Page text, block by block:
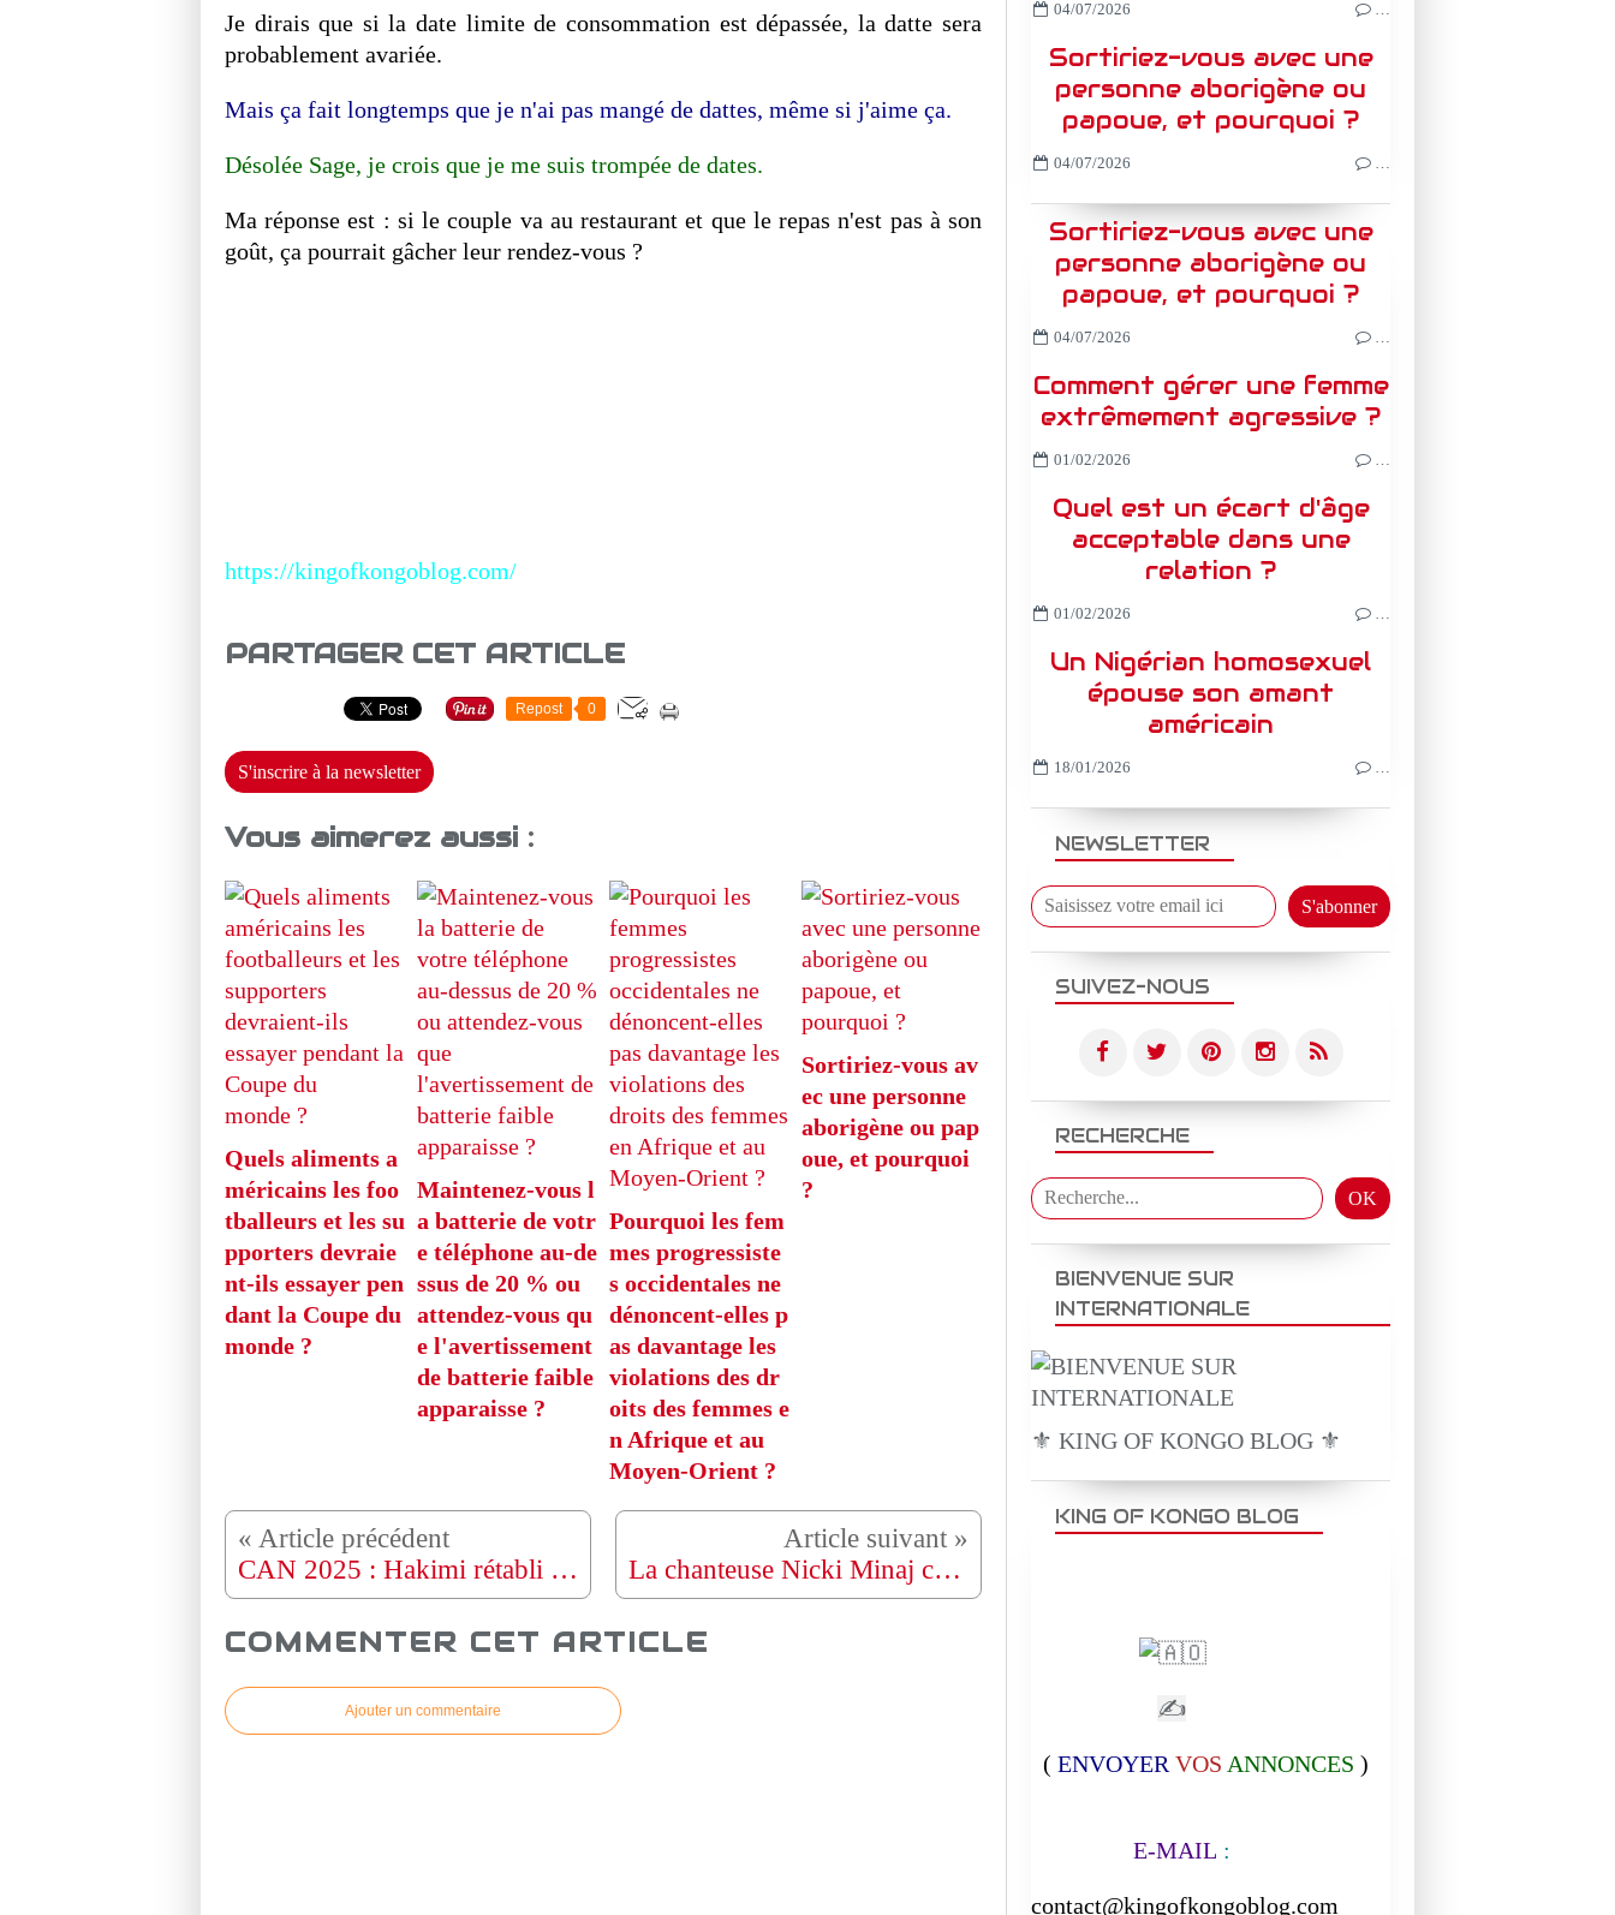
Je dirais que si la date limite de consommation est dépassée, la datte sera
probablement avariée.
Mais ça fait longtemps que je n'ai pas mangé de dattes, même si j'aime ça.
Désolée Sage, je crois que je me suis trompée de dates.
Ma réponse est : si le couple va au restaurant et que le repas n'est pas à son
goût, ça pourrait gâcher leur rendez-vous ?
https://kingofkongoblog.com/
PARTAGER CET ARTICLE
Repost 0
S'inscrire à la newsletter
Vous aimerez aussi :
Quels aliments a
méricains les foo
tballeurs et les su
pporters devraie
nt-ils essayer pen
dant la Coupe du
monde ?
Maintenez-vous l
a batterie de votr
e téléphone au-de
ssus de 20 % ou
attendez-vous qu
e l'avertissement
de batterie faible
apparaisse ?
Pourquoi les fem
mes progressiste
s occidentales ne
dénoncent-elles p
as davantage les
violations des dr
oits des femmes e
n Afrique et au
Moyen-Orient ?
Sortiriez-vous av
ec une personne
aborigène ou pap
oue, et pourquoi
?
CAN 2025 : Hakimi rétabli et le Maroc affiche ses objectifs avant le coup d'envoi La chanteuse Nicki Minaj commet une gaffe en utilisant le terme « assassin » devant Erika, la veuve de Charlie Kirk, personnalité d'internet aujourd'hui décédée.
COMMENTER CET ARTICLE
Ajouter un commentaire
NEWSLETTER
SUIVEZ-NOUS
RECHERCHE
BIENVENUE SUR
INTERNATIONALE
⚜️ KING OF KONGO BLOG ⚜️
04/07/2026 …
Sortiriez-vous avec une
personne aborigène ou
papoue, et pourquoi ?
04/07/2026 …
Sortiriez-vous avec une
personne aborigène ou
papoue, et pourquoi ?
04/07/2026 …
Comment gérer une femme
extrêmement agressive ?
01/02/2026 …
Quel est un écart d'âge
acceptable dans une
relation ?
01/02/2026 …
Un Nigérian homosexuel
épouse son amant
américain
18/01/2026 …
KING OF KONGO BLOG
✍
( ENVOYER VOS ANNONCES )
E-MAIL :
contact@kingofkongoblog.com